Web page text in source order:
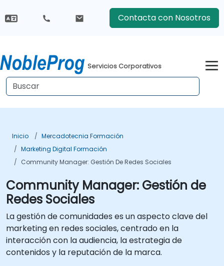
Contacta con Nosotros
Servicios Corporativos
Inicio
Mercadotecnia Formación
Marketing Digital Formación
Community Manager: Gestión De Redes Sociales
Community Manager: Gestión de
Redes Sociales
La gestión de comunidades es un aspecto clave del
marketing en redes sociales, centrado en la
interacción con la audiencia, la estrategia de
contenidos y la reputación de la marca.